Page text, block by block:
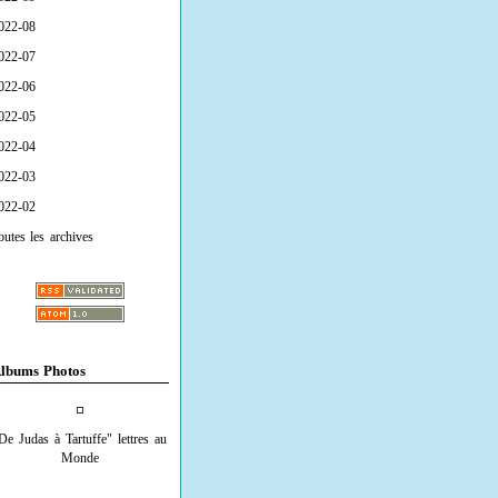
08
07
06
05
04
03
02
les archives
Photos
Judas à Tartuffe" lettres au
Monde